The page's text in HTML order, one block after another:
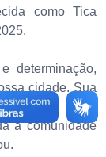
como Tica
determinação,
cidade. Sua
apenas entre
a comunidade